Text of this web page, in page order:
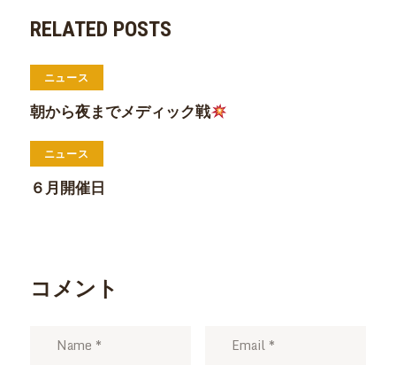
RELATED POSTS
ニュース
朝から夜までメディック戦
ニュース
６月開催日
コメント